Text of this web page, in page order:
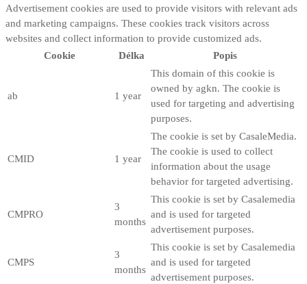
Advertisement cookies are used to provide visitors with relevant ads
and marketing campaigns. These cookies track visitors across
websites and collect information to provide customized ads.
Cookie
Délka Popis
ab 1 year
This domain of this cookie is
owned by agkn. The cookie is
used for targeting and advertising
purposes.
CMID 1 year
The cookie is set by CasaleMedia.
The cookie is used to collect
information about the usage
behavior for targeted advertising.
CMPRO
3
months
This cookie is set by Casalemedia
and is used for targeted
advertisement purposes.
CMPS
3
months
This cookie is set by Casalemedia
and is used for targeted
advertisement purposes.